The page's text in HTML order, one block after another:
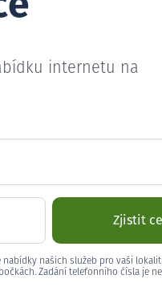
internetu na
Zjistit
našich služeb pro vaši
Zadání telefonního čísla je